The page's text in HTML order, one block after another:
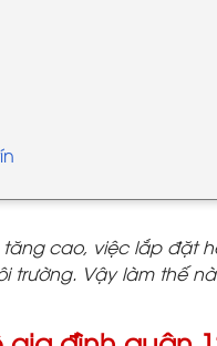
cao, việc lắp đặt
trường. Vậy làm thế